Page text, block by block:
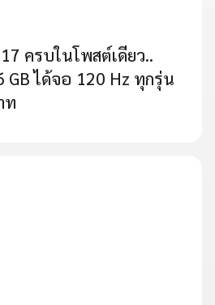
ครบในโพสต์เดียว..
GB ได้จอ 120 Hz ทุกรุ่น
ท